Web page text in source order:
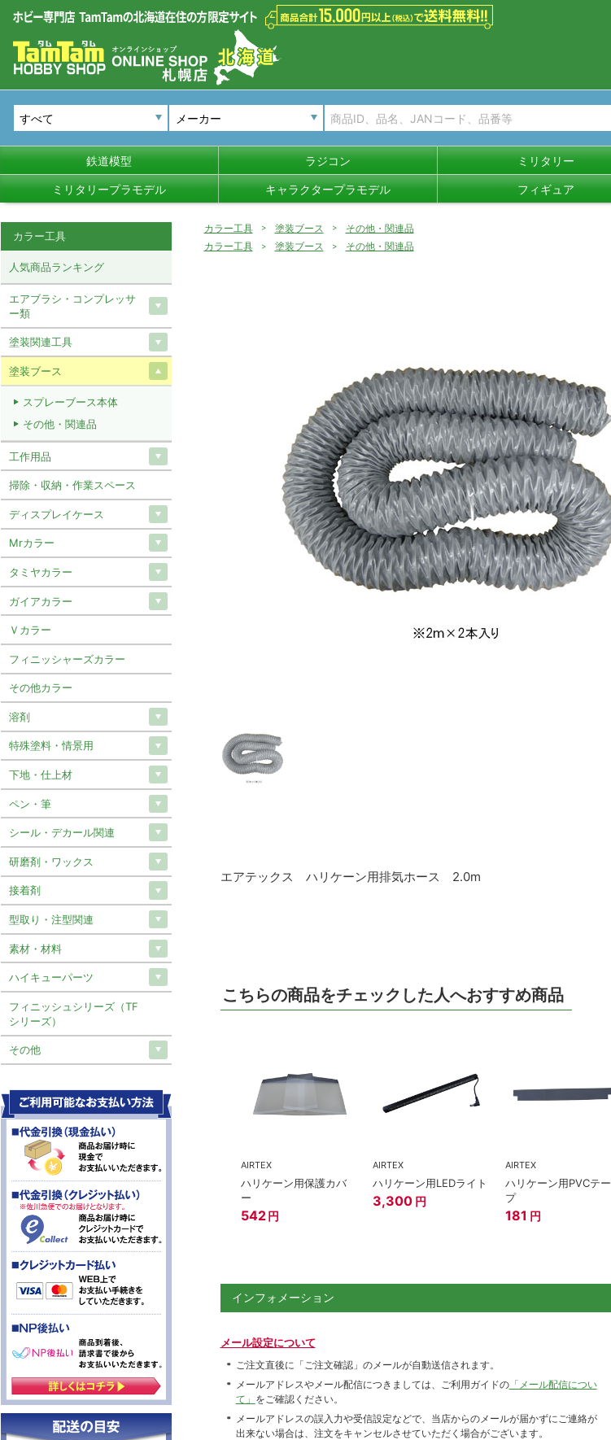
メーカー
鉄道模型 ラジコン ミリタリー
ミリタリープラモデル キャラクタープラモデル フィギュア
カラー工具 塗装ブース
その他・関連品
カラー工具
塗装ブース その他・関連品
エアテックス ハリケーン用排気ホース 2.0m
こちらの商品をチェックした人へおすすめ商品
AIRTEX
ハリケーン用保護カバ
ー
542 円
AIRTEX
ハリケーン用LEDライト
3,300 円
AIRTEX
ハリケーン用PVCテー
プ
181 円
インフォメーション
メール設定について
ご注文直後に「ご注文確認」のメールが自動送信されます。
メールアドレスやメール配信につきましては、ご利用ガイドの「メール配信につい
て」 をご確認ください。
メールアドレスの誤入力や受信設定などで、当店からのメールが届かずにご連絡が
出来ない場合は、注文をキャンセルさせていただく場合がございます。
カラー工具
人気商品ランキング
エアブラシ・コンプレッサ
ー類
塗装関連工具
塗装ブース
スプレーブース本体
その他・関連品
工作用品
掃除・収納・作業スペース
ディスプレイケース
Mrカラー
タミヤカラー
ガイアカラー
Ｖカラー
フィニッシャーズカラー
その他カラー
溶剤
特殊塗料・情景用
下地・仕上材
ペン・筆
シール・デカール関連
研磨剤・ワックス
接着剤
型取り・注型関連
素材・材料
ハイキューパーツ
フィニッシュシリーズ（TF
シリーズ）
その他